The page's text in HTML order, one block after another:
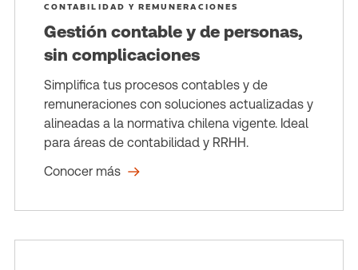
CONTABILIDAD Y REMUNERACIONES
Gestión contable y de personas,
sin complicaciones
Simplifica tus procesos contables y de
remuneraciones con soluciones actualizadas y
alineadas a la normativa chilena vigente. Ideal
para áreas de contabilidad y RRHH.
Conocer más